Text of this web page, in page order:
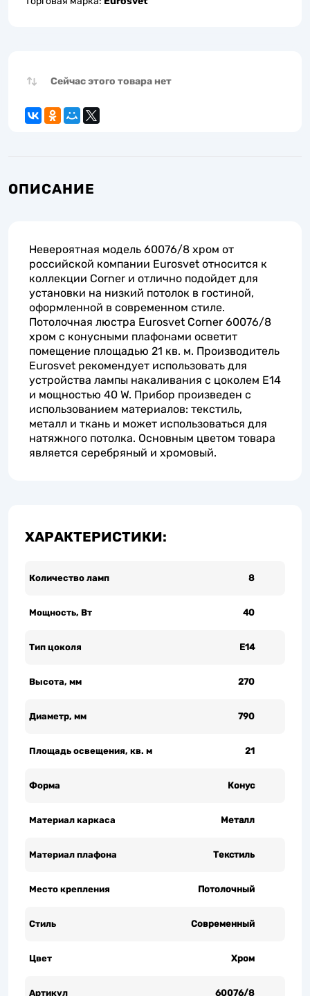
Сейчас этого товара нет
ОПИСАНИЕ
Невероятная модель 60076/8 хром от
российской компании Eurosvet относится к
коллекции Corner и отлично подойдет для
установки на низкий потолок в гостиной,
оформленной в современном стиле.
Потолочная люстра Eurosvet Corner 60076/8
хром с конусными плафонами осветит
помещение площадью 21 кв. м. Производитель
Eurosvet рекомендует использовать для
устройства лампы накаливания с цоколем E14
и мощностью 40 W. Прибор произведен с
использованием материалов: текстиль,
металл и ткань и может использоваться для
натяжного потолка. Основным цветом товара
является серебряный и хромовый.
ХАРАКТЕРИСТИКИ:
Количество ламп 8
Мощность, Вт 40
Тип цоколя Е14
Высота, мм 270
Диаметр, мм 790
Площадь освещения, кв. м 21
Форма Конус
Материал каркаса Металл
Материал плафона Текстиль
Место крепления Потолочный
Стиль Современный
Цвет Хром
Артикул 60076/8